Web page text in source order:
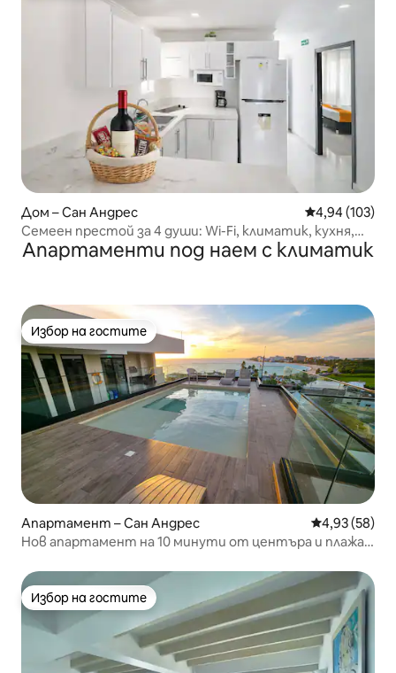
Дом – Сан Андрес Средна
4,94 (103)
Семеен престой за 4 души: Wi-Fi, климатик, кухня,
самостоятелен вътрешен двор
Апартаменти под наем с климатик
Избор на гостите
Избор на гостите
Апартамент – Сан Андрес Средна
4,93 (58)
Нов апартамент на 10 минути от центъра и плажа /
Избор на гостите
Избор на гостите